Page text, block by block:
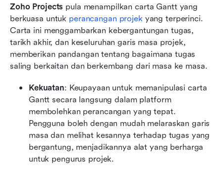
Zoho Projects pula menampilkan carta Gantt yang
berkuasa untuk perancangan projek yang terperinci.
Carta ini menggambarkan kebergantungan tugas,
tarikh akhir, dan keseluruhan garis masa projek,
memberikan pandangan tentang bagaimana tugas
saling berkaitan dan berkembang dari masa ke masa.
Kekuatan: Keupayaan untuk memanipulasi carta
Gantt secara langsung dalam platform
membolehkan perancangan yang tepat.
Pengguna boleh dengan mudah melaraskan garis
masa dan melihat kesannya terhadap tugas yang
bergantung, menjadikannya alat yang berharga
untuk pengurus projek.